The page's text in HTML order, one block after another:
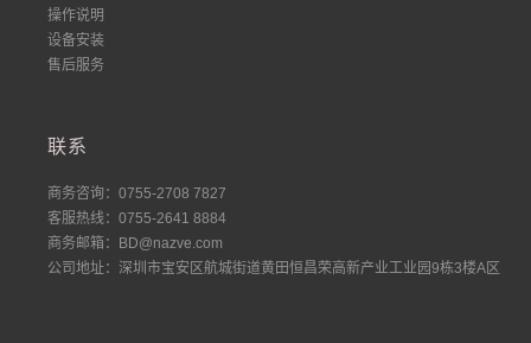
操作说明
设备安装
售后服务
联系
商务咨询：0755-2708 7827
客服热线：0755-2641 8884
商务邮箱：BD@nazve.com
公司地址：深圳市宝安区航城街道黄田恒昌荣高新产业工业园9栋3楼A区